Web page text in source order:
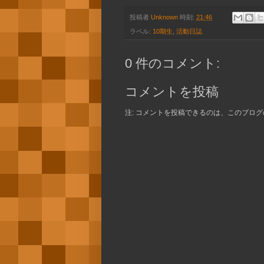
投稿者 Unknown 時刻: 21:46
ラベル: 10期生, 活動日誌
0 件のコメント:
コメントを投稿
注: コメントを投稿できるのは、このブログ